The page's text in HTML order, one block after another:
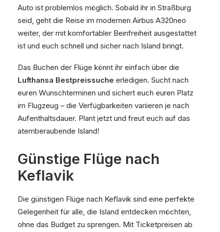
Auto ist problemlos möglich. Sobald ihr in Straßburg
seid, geht die Reise im modernen Airbus A320neo
weiter, der mit komfortabler Beinfreiheit ausgestattet
ist und euch schnell und sicher nach Island bringt.
Das Buchen der Flüge könnt ihr einfach über die
Lufthansa Bestpreissuche erledigen. Sucht nach
euren Wunschterminen und sichert euch euren Platz
im Flugzeug – die Verfügbarkeiten variieren je nach
Aufenthaltsdauer. Plant jetzt und freut euch auf das
atemberaubende Island!
Günstige Flüge nach
Keflavik
Die günstigen Flüge nach Keflavik sind eine perfekte
Gelegenheit für alle, die Island entdecken möchten,
ohne das Budget zu sprengen. Mit Ticketpreisen ab